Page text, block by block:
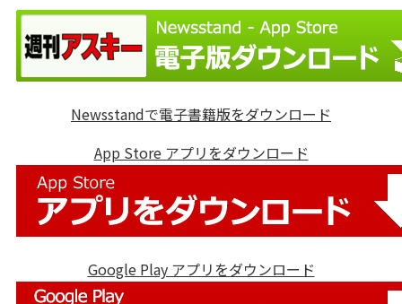
Newsstandで電子書籍版をダウンロード
App Store アプリをダウンロード
Google Play アプリをダウンロード